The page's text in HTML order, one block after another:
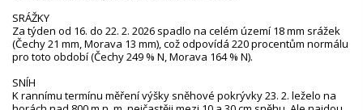
SRÁŽKY
Za týden od 16. do 22. 2. 2026 spadlo na celém území 18 mm srážek
(Čechy 21 mm, Morava 13 mm), což odpovídá 220 procentům normálu
pro toto období (Čechy 249 % N, Morava 164 % N).
SNÍH
K rannímu termínu měření výšky sněhové pokrývky 23. 2. leželo na